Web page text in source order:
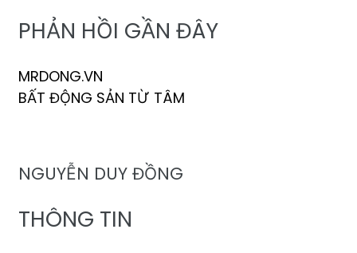
PHẢN HỒI GẦN ĐÂY
MRDONG.VN
BẤT ĐỘNG SẢN TỪ TÂM
NGUYỄN DUY ĐỒNG
THÔNG TIN